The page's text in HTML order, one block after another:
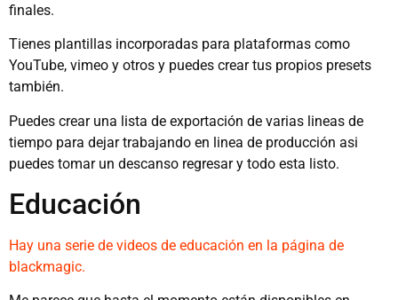
finales.
Tienes plantillas incorporadas para plataformas como
YouTube, vimeo y otros y puedes crear tus propios presets
también.
Puedes crear una lista de exportación de varias lineas de
tiempo para dejar trabajando en linea de producción asi
puedes tomar un descanso regresar y todo esta listo.
Educación
Hay una serie de videos de educación en la página de
blackmagic.